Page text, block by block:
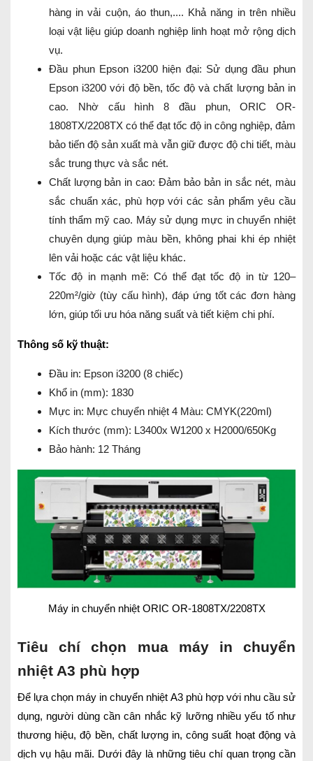
hàng in vải cuộn, áo thun,.... Khả năng in trên nhiều
loại vật liệu giúp doanh nghiệp linh hoạt mở rộng dịch
vụ.
Đầu phun Epson i3200 hiện đại: Sử dụng đầu phun
Epson i3200 với độ bền, tốc độ và chất lượng bản in
cao. Nhờ cấu hình 8 đầu phun, ORIC OR-
1808TX/2208TX có thể đạt tốc độ in công nghiệp, đảm
bảo tiến độ sản xuất mà vẫn giữ được độ chi tiết, màu
sắc trung thực và sắc nét.
Chất lượng bản in cao: Đảm bảo bản in sắc nét, màu
sắc chuẩn xác, phù hợp với các sản phẩm yêu cầu
tính thẩm mỹ cao. Máy sử dụng mực in chuyển nhiệt
chuyên dụng giúp màu bền, không phai khi ép nhiệt
lên vải hoặc các vật liệu khác.
Tốc độ in mạnh mẽ: Có thể đạt tốc độ in từ 120–
220m²/giờ (tùy cấu hình), đáp ứng tốt các đơn hàng
lớn, giúp tối ưu hóa năng suất và tiết kiệm chi phí.
Thông số kỹ thuật:
Đầu in: Epson i3200 (8 chiếc)
Khổ in (mm): 1830
Mực in: Mực chuyển nhiệt 4 Màu: CMYK(220ml)
Kích thước (mm): L3400x W1200 x H2000/650Kg
Bảo hành: 12 Tháng
Máy in chuyển nhiệt ORIC OR-1808TX/2208TX
Tiêu chí chọn mua máy in chuyển
nhiệt A3 phù hợp
Để lựa chọn máy in chuyển nhiệt A3 phù hợp với nhu cầu sử
dụng, người dùng cần cân nhắc kỹ lưỡng nhiều yếu tố như
thương hiệu, độ bền, chất lượng in, công suất hoạt động và
dịch vụ hậu mãi. Dưới đây là những tiêu chí quan trọng cần